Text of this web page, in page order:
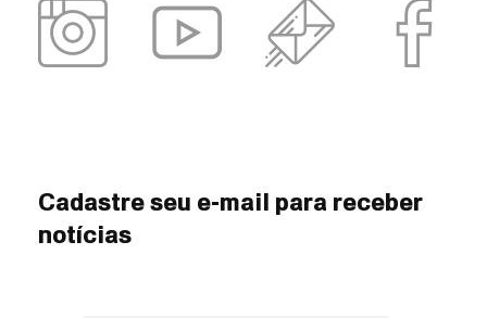
Cadastre seu e-mail para receber
notícias